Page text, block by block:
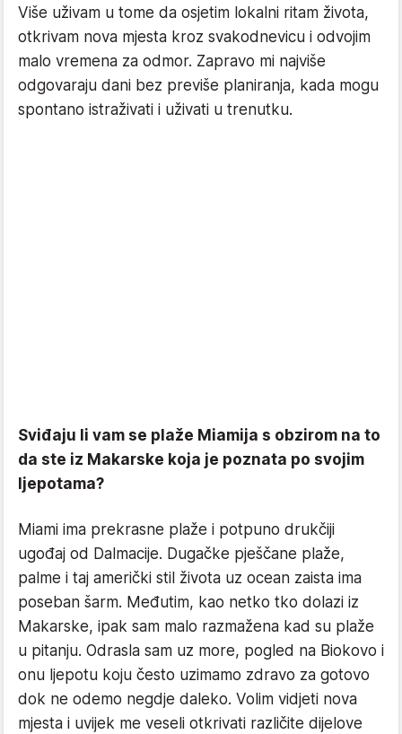
Više uživam u tome da osjetim lokalni ritam života,
otkrivam nova mjesta kroz svakodnevicu i odvojim
malo vremena za odmor. Zapravo mi najviše
odgovaraju dani bez previše planiranja, kada mogu
spontano istraživati i uživati u trenutku.
Sviđaju li vam se plaže Miamija s obzirom na to
da ste iz Makarske koja je poznata po svojim
ljepotama?
Miami ima prekrasne plaže i potpuno drukčiji
ugođaj od Dalmacije. Dugačke pješčane plaže,
palme i taj američki stil života uz ocean zaista ima
poseban šarm. Međutim, kao netko tko dolazi iz
Makarske, ipak sam malo razmažena kad su plaže
u pitanju. Odrasla sam uz more, pogled na Biokovo i
onu ljepotu koju često uzimamo zdravo za gotovo
dok ne odemo negdje daleko. Volim vidjeti nova
mjesta i uvijek me veseli otkrivati različite dijelove